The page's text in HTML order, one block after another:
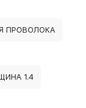
ПРОВОЛОКА
1.4